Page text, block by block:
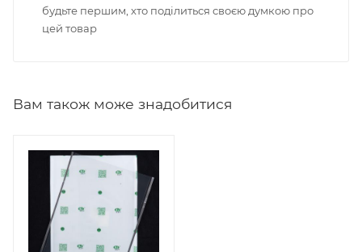
будьте першим, хто поділиться своєю думкою про
цей товар
Вам також може знадобитися